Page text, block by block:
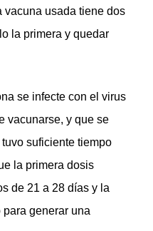
vacuna usada tiene dos
la primera y quedar
se infecte con el virus
vacunarse, y que se
suficiente tiempo
la primera dosis
de 21 a 28 días y la
generar una